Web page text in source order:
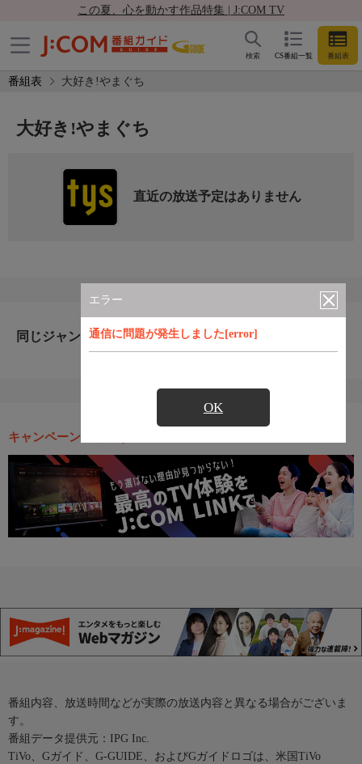
この夏、心を動かす作品特集 | J:COM TV
CS番組一覧 番組表
検索
番組表 大好き!やまぐち
エラー
通信に問題が発生しました[error]
OK
大好き!やまぐち
直近の放送予定はありません
同じジャンルのおすすめ番組
キャンペーン・お得な情報
番組内容、放送時間などが実際の放送内容と異なる場合がございま
す。
番組データ提供元：IPG Inc.
TiVo、Gガイド、G-GUIDE、およびGガイドロゴは、米国TiVo